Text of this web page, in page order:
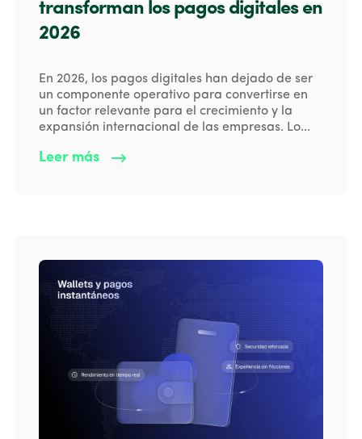
transforman los pagos digitales en
2026
En 2026, los pagos digitales han dejado de ser
un componente operativo para convertirse en
un factor relevante para el crecimiento y la
expansión internacional de las empresas. Lo...
Leer más